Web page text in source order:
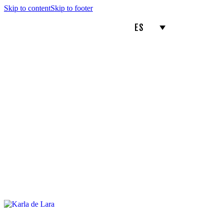
Skip to contentSkip to footer
ES